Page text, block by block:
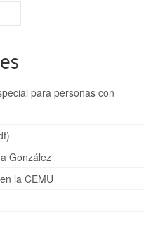
para personas con
González
la CEMU